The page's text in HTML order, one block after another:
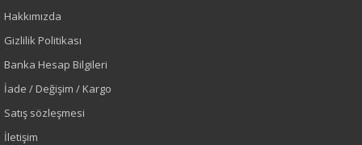
Renk
Hakkımızda
Gizlilik Politikası
Banka Hesap Bilgileri
İade / Değişim / Kargo
Satış sözleşmesi
İletişim